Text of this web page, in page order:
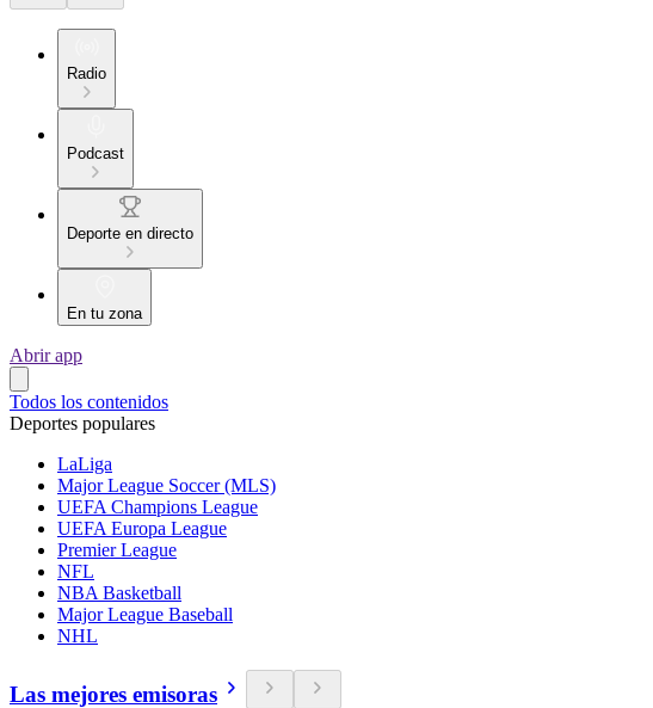
Radio
Podcast
Deporte en directo
En tu zona
Abrir app
Todos los contenidos
Deportes populares
LaLiga
Major League Soccer (MLS)
UEFA Champions League
UEFA Europa League
Premier League
NFL
NBA Basketball
Major League Baseball
NHL
Las mejores emisoras